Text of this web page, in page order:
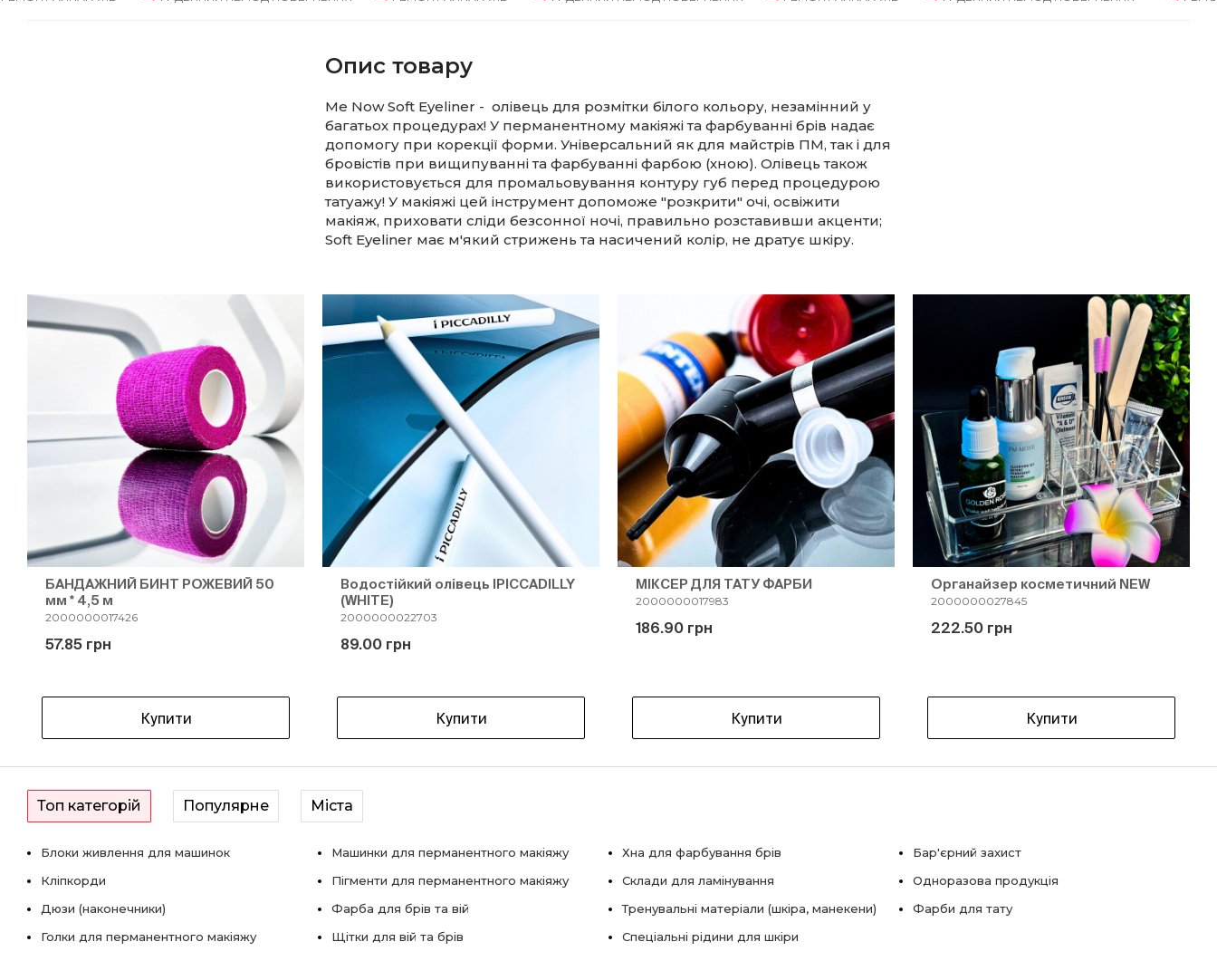
Опис товару
Me Now Soft Eyeliner - олівець для розмітки білого кольору, незамінний у
багатьох процедурах! У перманентному макіяжі та фарбуванні брів надає
допомогу при корекції форми. Універсальний як для майстрів ПМ, так і для
бровістів при вищипуванні та фарбуванні фарбою (хною). Олівець також
використовується для промальовування контуру губ перед процедурою
татуажу! У макіяжі цей інструмент допоможе "розкрити" очі, освіжити
макіяж, приховати сліди безсонної ночі, правильно розставивши акценти;
Soft Eyeliner має м'який стрижень та насичений колір, не дратує шкіру.
БАНДАЖНИЙ БИНТ РОЖЕВИЙ 50
мм * 4,5 м
2000000017426
57.85 грн
Купити
Водостійкий олівець IPICCADILLY
(WHITE)
2000000022703
89.00 грн
Купити
МІКСЕР ДЛЯ ТАТУ ФАРБИ
2000000017983
186.90 грн
Купити
Органайзер косметичний NEW
2000000027845
222.50 грн
Купити
Топ категорій Популярне Міста
Блоки живлення для машинок
Кліпкорди
Дюзи (наконечники)
Голки для перманентного макіяжу
Машинки для перманентного макіяжу
Пігменти для перманентного макіяжу
Фарба для брів та вій
Щітки для вій та брів
Хна для фарбування брів
Склади для ламінування
Тренувальні матеріали (шкіра, манекени)
Спеціальні рідини для шкіри
Бар'єрний захист
Одноразова продукція
Фарби для тату